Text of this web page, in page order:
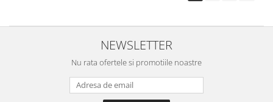
NEWSLETTER
Nu rata ofertele si promotiile noastre